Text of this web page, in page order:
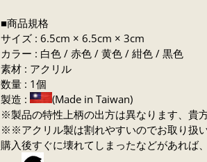
■商品規格
サイズ : 6.5cm × 6.5cm × 3cm
カラー : 白色 / 赤色 / 黄色 / 紺色 / 黒色
素材 : アクリル
数量 : 1個
製造 :
(Made in Taiwan)
※製品の特性上柄の出方は異なります、貴
※※アクリル製は割れやすいのでお取り扱
購入後すぐに壊れてしまったなどがあれば